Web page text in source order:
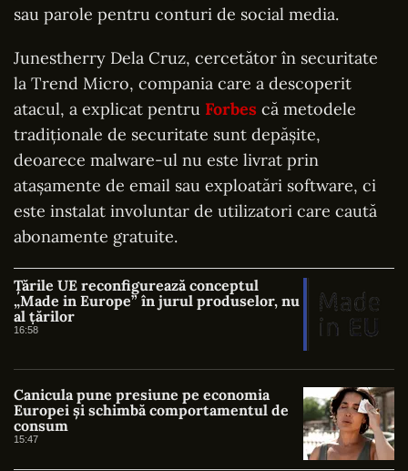
sau parole pentru conturi de social media.
Junestherry Dela Cruz, cercetător în securitate
la Trend Micro, compania care a descoperit
atacul, a explicat pentru Forbes că metodele
tradiționale de securitate sunt depășite,
deoarece malware-ul nu este livrat prin
atașamente de email sau exploatări software, ci
este instalat involuntar de utilizatori care caută
abonamente gratuite.
Țările UE reconfigurează conceptul
„Made in Europe” în jurul produselor, nu
al țărilor
16:58
Canicula pune presiune pe economia
Europei și schimbă comportamentul de
consum
15:47